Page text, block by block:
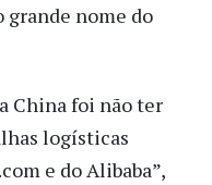
grande nome do
China foi não ter
logísticas
e do Alibaba”,